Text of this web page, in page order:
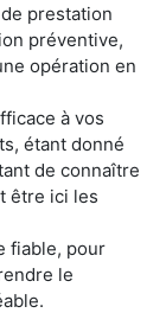
prestation
préventive,
opération en
à vos
étant donné
de connaître
être ici les
fiable, pour
le